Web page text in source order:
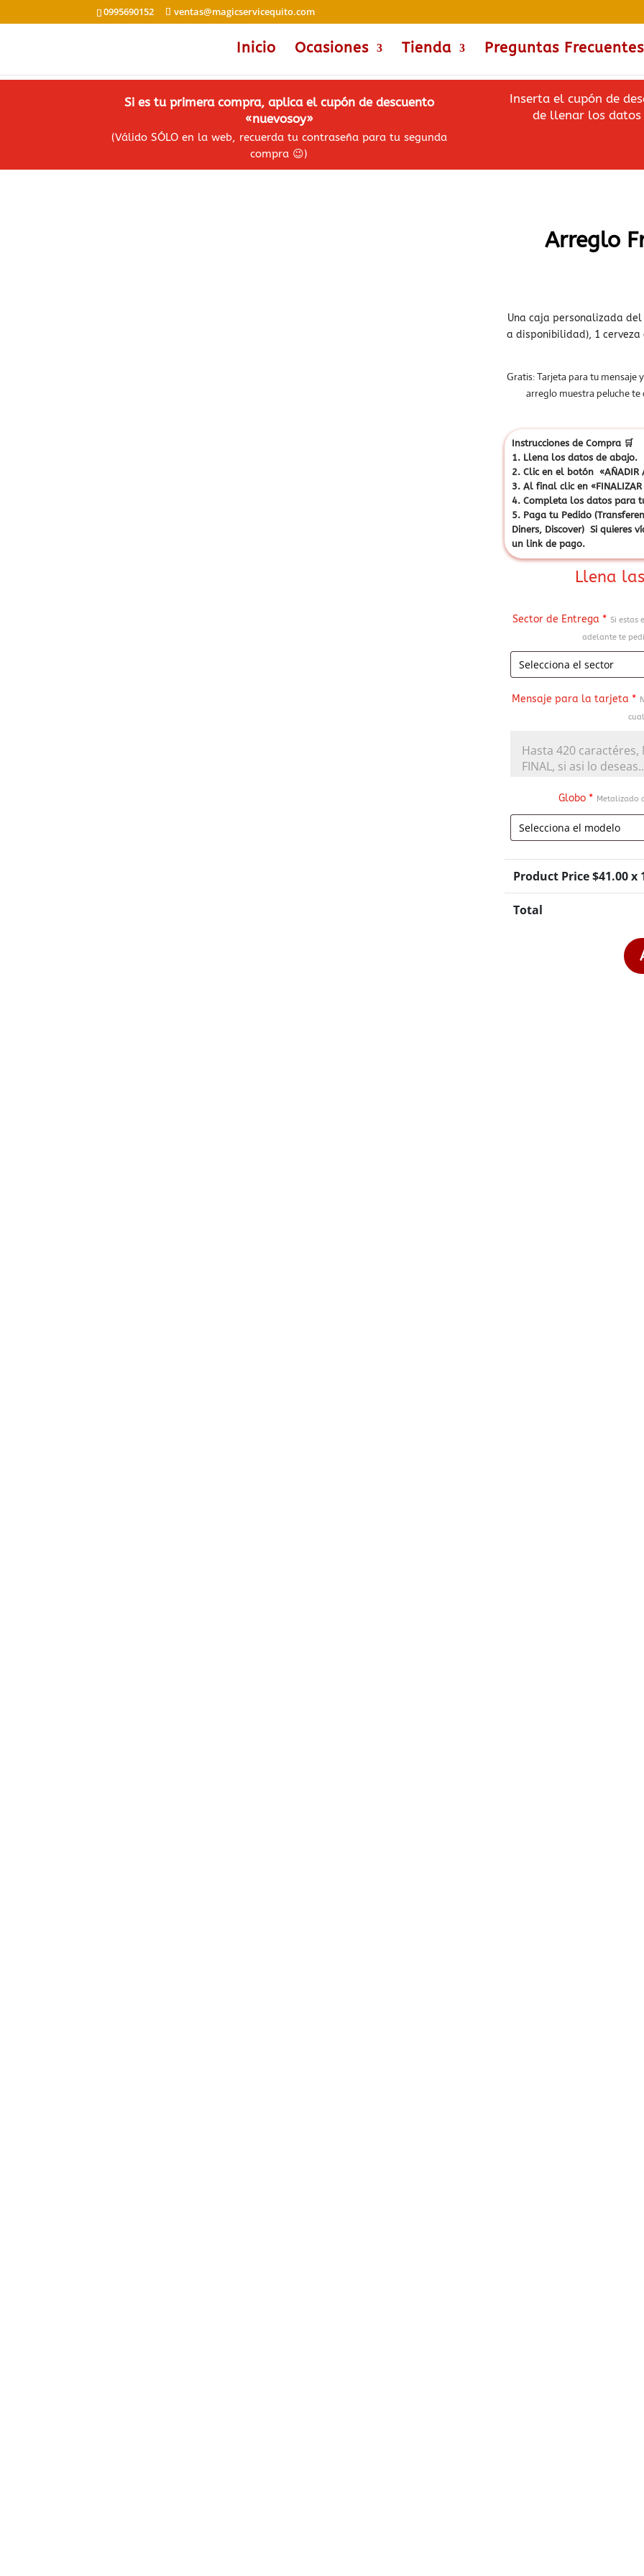
0995690152 ventas@magicservicequito.com
Inicio Ocasiones Tienda Preguntas Frecuentes
Si es tu primera compra, aplica el cupón de descuento
«nuevosoy»
(Válido SÓLO en la web, recuerda tu contraseña para tu segunda
compra 😉)
Inserta el cupón de
de llenar los
Arreglo
Una caja personalizada
a disponibilidad), 1 cerveza
Gratis: Tarjeta para tu mensaje
arreglo muestra peluche
Instrucciones de Compra 🛒
1. Llena los datos de abajo.
2. Clic en el botón «AÑADIR
3. Al final clic en
4. Completa los datos para
5. Paga tu Pedido
Diners, Discover) Si quieres
un link de pago.
Llena
Sector de Entrega * Si estas
adelante te
Mensaje para la tarjeta *
Globo * Metalizado
Product Price $41.00x
Total
Arreglo